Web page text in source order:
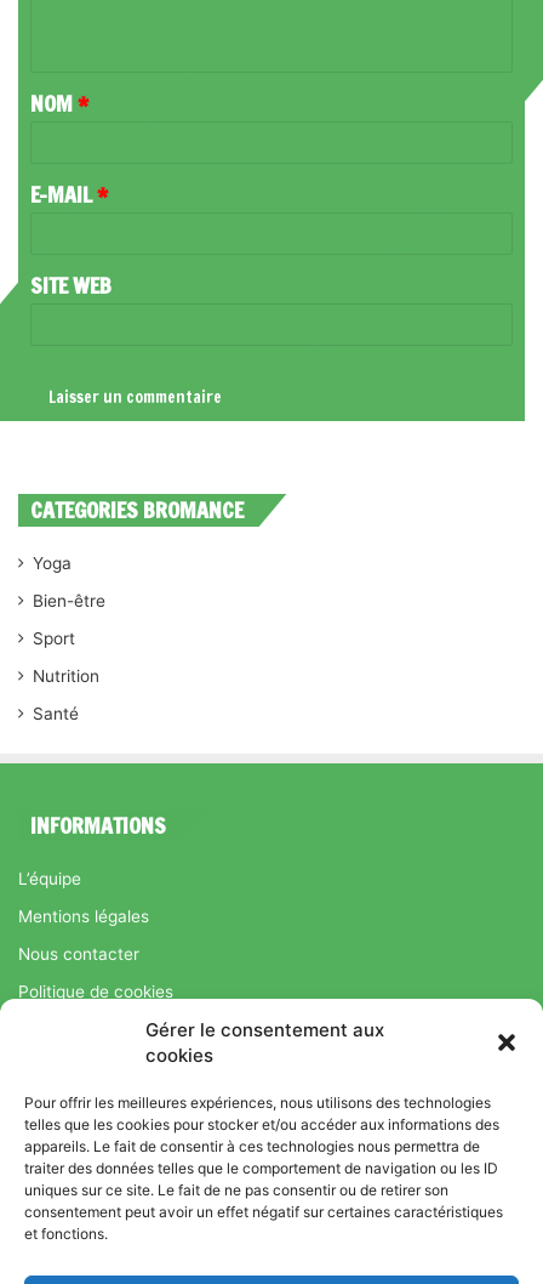
Gérer le consentement aux
cookies
Pour offrir les meilleures expériences, nous utilisons des technologies
telles que les cookies pour stocker et/ou accéder aux informations des
appareils. Le fait de consentir à ces technologies nous permettra de
traiter des données telles que le comportement de navigation ou les ID
uniques sur ce site. Le fait de ne pas consentir ou de retirer son
consentement peut avoir un effet négatif sur certaines caractéristiques
et fonctions.
A
R
NOM*
E-MAIL*
SITE WEB
CATEGORIES BROMANCE
Yoga
Bien-être
Sport
Nutrition
Santé
INFORMATIONS
L’équipe
Mentions légales
Nous contacter
Politique de cookies
Régime Savoir Maigrir.fr : La méthode Jean-Michel Cohen pour
une perte de poids durable
© Copyright 2026, Tous droits réservés |Bromance
Bien-Être : Yoga, Bien-être, Nutrition et Sport
L’équipe